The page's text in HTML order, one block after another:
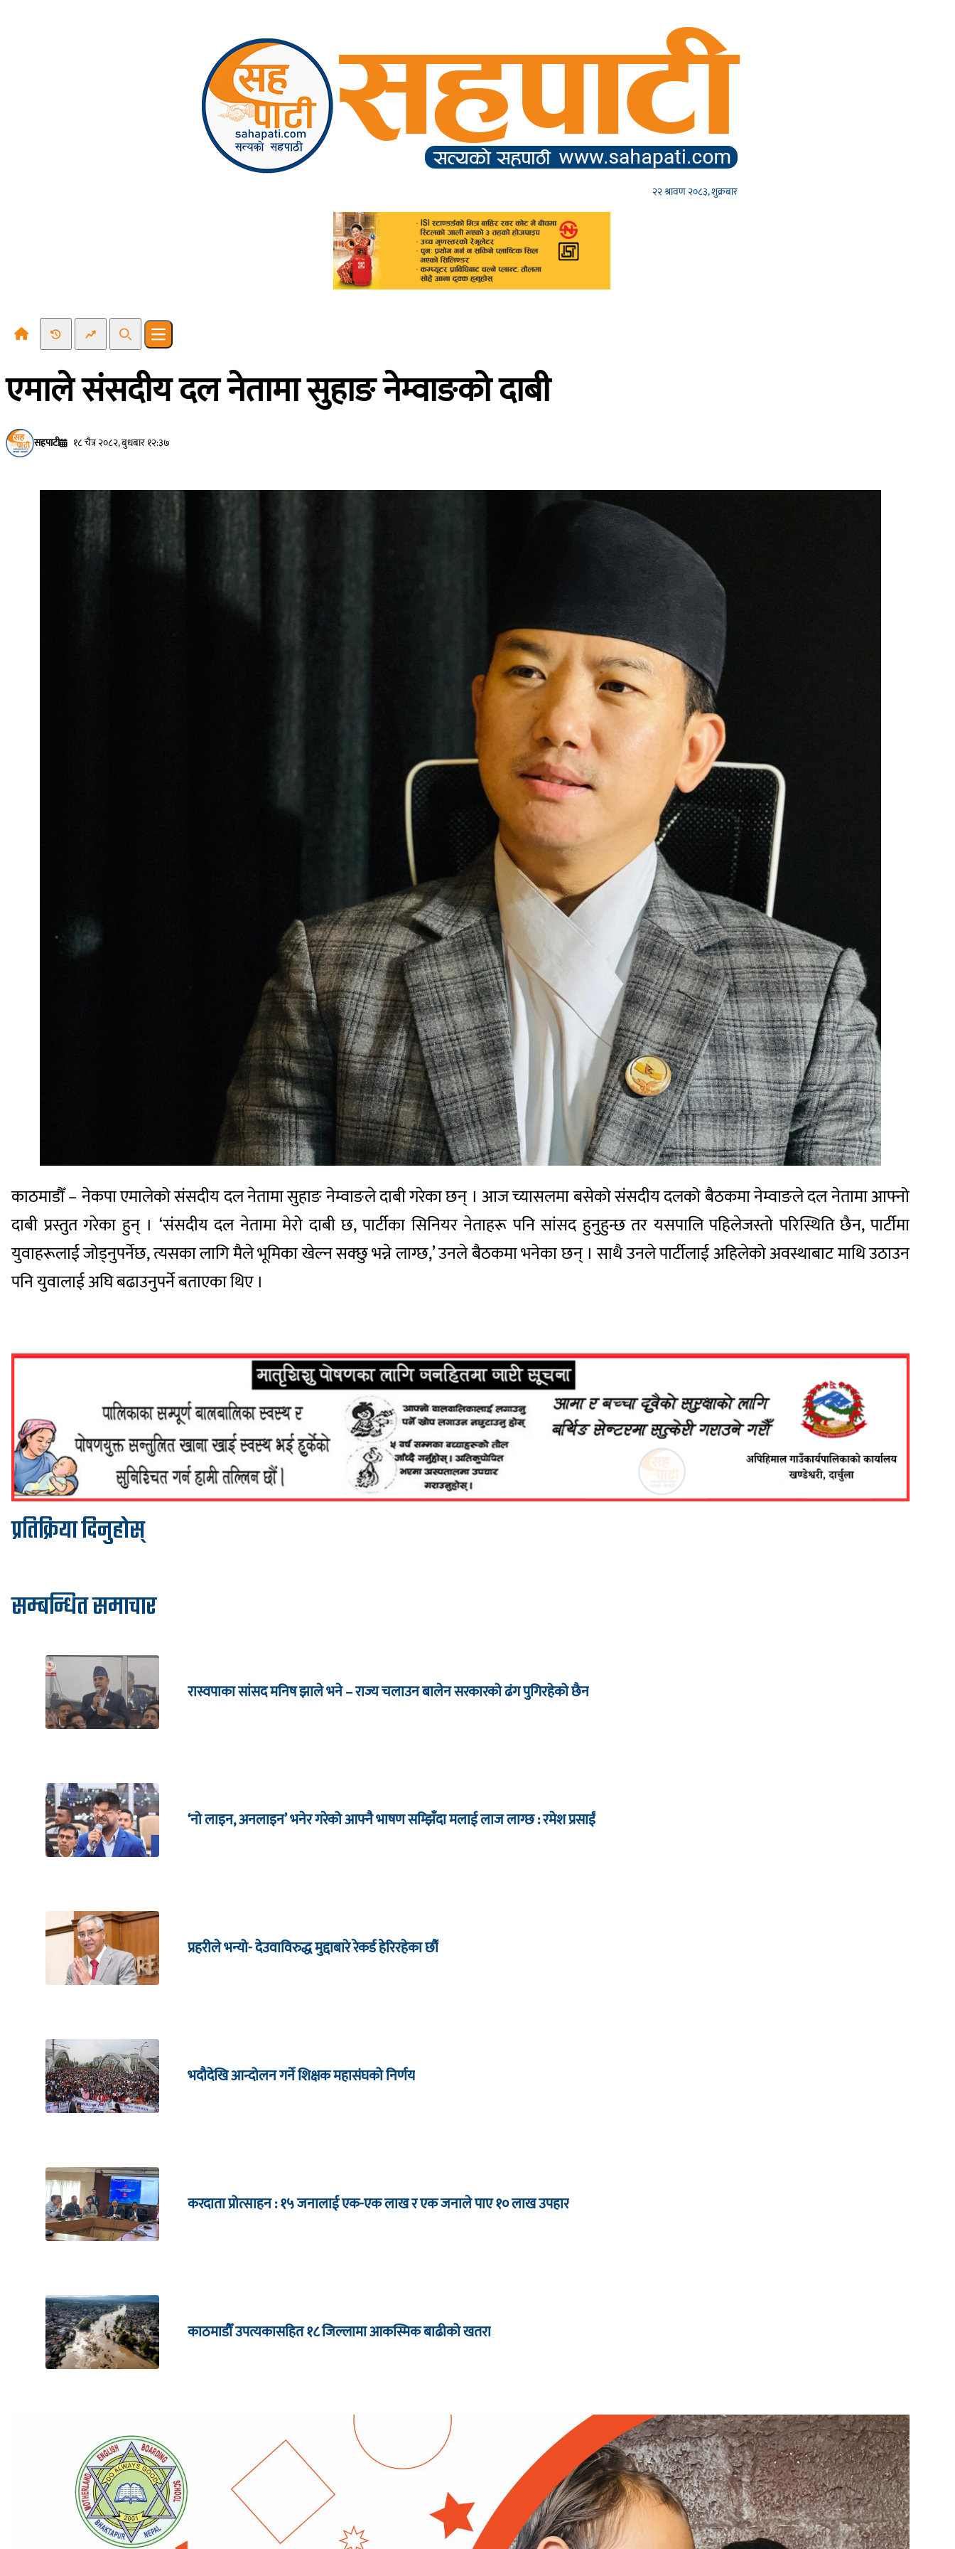
२२ श्रावण २०८३, शुक्रबार
Recent NewsTrending News
SearchOpen main menu
एमाले संसदीय दल नेतामा सुहाङ नेम्वाङको दाबी
सहपाटी १८ चैत्र २०८२, बुधबार १२:३७
काठमाडौँ – नेकपा एमालेको संसदीय दल नेतामा सुहाङ नेम्वाङले दाबी गरेका छन् । आज च्यासलमा बसेको संसदीय दलको बैठकमा नेम्वाङले दल नेतामा आफ्नो
दाबी प्रस्तुत गरेका हुन् । ‘संसदीय दल नेतामा मेरो दाबी छ, पार्टीका सिनियर नेताहरू पनि सांसद हुनुहुन्छ तर यसपालि पहिलेजस्तो परिस्थिति छैन, पार्टीमा
युवाहरूलाई जोड्नुपर्नेछ, त्यसका लागि मैले भूमिका खेल्न सक्छु भन्ने लाग्छ,’ उनले बैठकमा भनेका छन् । साथै उनले पार्टीलाई अहिलेको अवस्थाबाट माथि उठाउन
पनि युवालाई अघि बढाउनुपर्ने बताएका थिए ।
प्रतिक्रिया दिनुहोस्
सम्बन्धित समाचार
रास्वपाका सांसद मनिष झाले भने – राज्य चलाउन बालेन सरकारको ढंग पुगिरहेको छैन
‘नो लाइन, अनलाइन’ भनेर गरेको आफ्नै भाषण सम्झिँदा मलाई लाज लाग्छ : रमेश प्रसाईं
प्रहरीले भन्यो- देउवाविरुद्ध मुद्दाबारे रेकर्ड हेरिरहेका छौँ
भदौदेखि आन्दोलन गर्ने शिक्षक महासंघको निर्णय
करदाता प्रोत्साहन : १५ जनालाई एक-एक लाख र एक जनाले पाए १० लाख उपहार
काठमाडौँ उपत्यकासहित १८ जिल्लामा आकस्मिक बाढीको खतरा